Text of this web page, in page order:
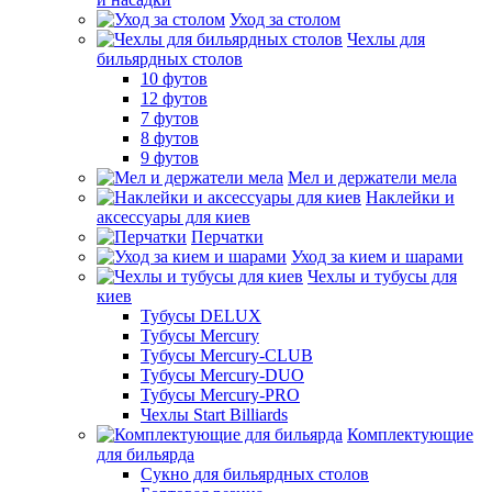
Уход за столом
Чехлы для
бильярдных столов
10 футов
12 футов
7 футов
8 футов
9 футов
Мел и держатели мела
Наклейки и
аксессуары для киев
Перчатки
Уход за кием и шарами
Чехлы и тубусы для
киев
Тубусы DELUX
Тубусы Mercury
Тубусы Mercury-CLUB
Тубусы Mercury-DUO
Тубусы Mercury-PRO
Чехлы Start Billiards
Комплектующие
для бильярда
Сукно для бильярдных столов